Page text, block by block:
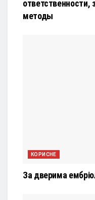
ответственности,
методы
КОРИСНЕ
За дверима